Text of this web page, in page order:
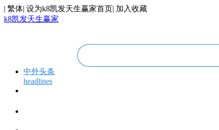
| 繁体| 设为k8凯发天生赢家首页| 加入收藏
k8凯发天生赢家
中外头条
headlines